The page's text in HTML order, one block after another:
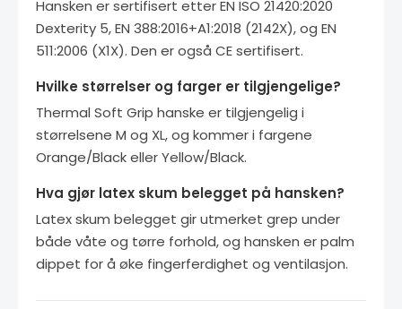
Hansken er sertifisert etter EN ISO 21420:2020
Dexterity 5, EN 388:2016+A1:2018 (2142X), og EN
511:2006 (X1X). Den er også CE sertifisert.
Hvilke størrelser og farger er tilgjengelige?
Thermal Soft Grip hanske er tilgjengelig i
størrelsene M og XL, og kommer i fargene
Orange/Black eller Yellow/Black.
Hva gjør latex skum belegget på hansken?
Latex skum belegget gir utmerket grep under
både våte og tørre forhold, og hansken er palm
dippet for å øke fingerferdighet og ventilasjon.